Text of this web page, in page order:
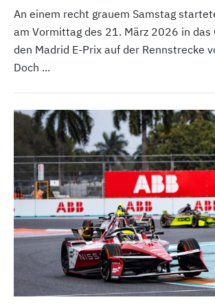
An einem recht grauem Samstag
am Vormittag des 21. März 2026 in das
den Madrid E-Prix auf der Rennstrecke
Doch ...